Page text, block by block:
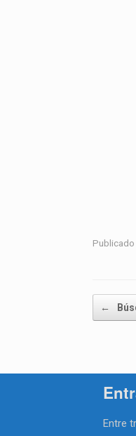
Publicado
←
Entre